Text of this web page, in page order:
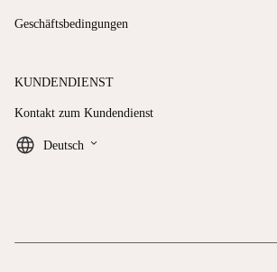
Geschäftsbedingungen
KUNDENDIENST
Kontakt zum Kundendienst
Deutsch keyboard_arrow_down